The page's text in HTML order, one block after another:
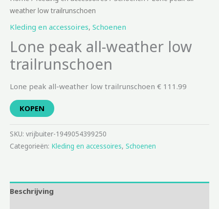
weather low trailrunschoen
Kleding en accessoires, Schoenen
Lone peak all-weather low
trailrunschoen
Lone peak all-weather low trailrunschoen € 111.99
KOPEN
SKU: vrijbuiter-1949054399250
Categorieën: Kleding en accessoires, Schoenen
Beschrijving